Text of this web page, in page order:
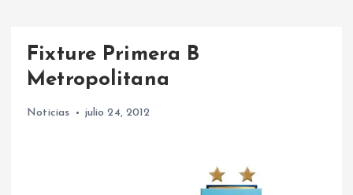
Fixture Primera B
Metropolitana
Noticias julio 24, 2012